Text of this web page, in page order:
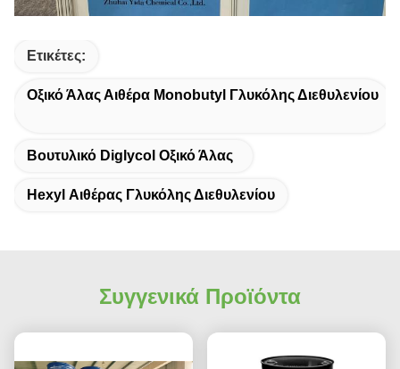
Ετικέτες:
Οξικό Άλας Αιθέρα Monobutyl Γλυκόλης Διεθυλενίου
Βουτυλικό Diglycol Οξικό Άλας
Hexyl Αιθέρας Γλυκόλης Διεθυλενίου
Συγγενικά Προϊόντα